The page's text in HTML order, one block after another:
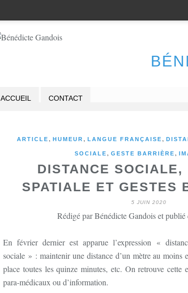
ACCUEIL CONTACT
ARTICLE , HUMEUR , LANGUE FRANÇAISE ,
SOCIALE , GESTE BARRIÈRE ,
DISTANCE SOCIALE,
SPATIALE ET GESTES
5 JUIN 2020
Rédigé par Bénédicte Gandois et
En février dernier est apparue l’expression «
sociale » : maintenir une distance d’un mètre au moins
place toutes les quinze minutes, etc. On retrouve cette
para-médicaux ou d’information.